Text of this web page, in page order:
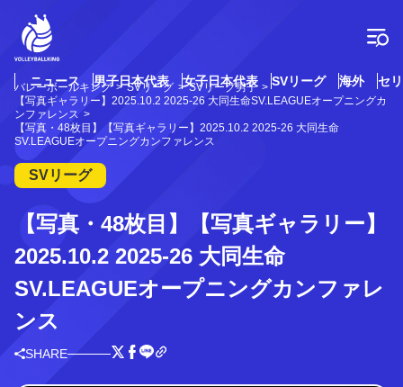
テ
ツ
プ
ニュース 男子日本代表 女子日本代表 SVリーグ 海外 セ
バレーボールキング SVリーグ
SVリーグ男子
【写真ギャラリー】2025.10.2 2025-26 大同生命SV.LEAGUEオープニングカ
ンファレンス
【写真・48枚目】【写真ギャラリー】2025.10.2 2025-26 大同生命
SV.LEAGUEオープニングカンファレンス
SVリーグ
【写真・48枚目】【写真ギャラリー】
2025.10.2 2025-26 大同生命
SV.LEAGUEオープニングカンファレ
ンス
SHARE